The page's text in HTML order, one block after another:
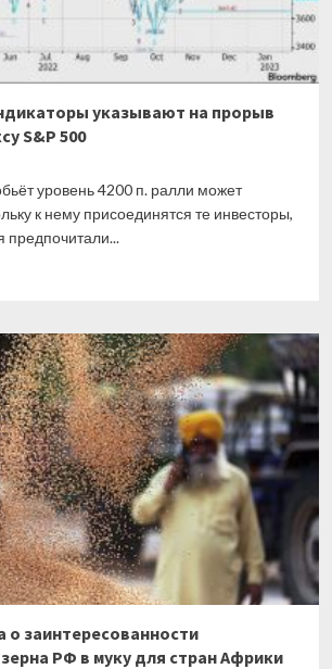
указывают на прорыв
S&P 500
уровень 4200 п. ралли может
к нему присоединятся те инвесторы,
предпочитали...
о заинтересованности
РФ в муку для стран Африки